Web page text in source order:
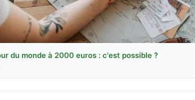
du monde à 2000 euros : c'est possible ?